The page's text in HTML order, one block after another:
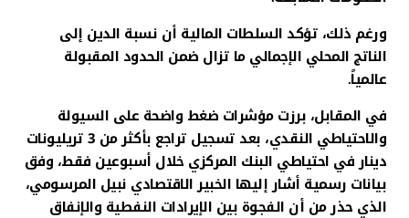
ورغم ذلك، تؤكد السلطات المالية أن نسبة الدين إلى
الناتج المحلي الإجمالي ما تزال ضمن الحدود المقبولة
عالمياً.
في المقابل، برزت مؤشرات ضغط واضحة على السيولة
والاحتياطي النقدي، بعد تسجيل تراجع بأكثر من 3 تريليونات
دينار في احتياطي البنك المركزي خلال أسبوعين فقط، وفق
بيانات رسمية أشار إليها الخبير الاقتصادي نبيل المرسومي،
الذي حذر من أن الفجوة بين الإيرادات النفطية والإنفاق